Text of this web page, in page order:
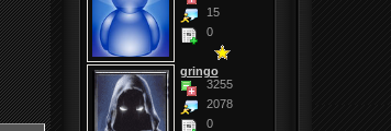
15
0
gringo
3255
2078
0